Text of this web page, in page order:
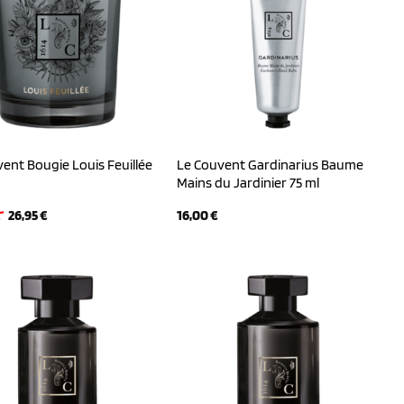
Bougie Louis Feuillée
Ursprünglicher
26,95€Aktueller
Le Couvent Gardinarius Baume
Mains du Jardinier 75 ml
16,00€